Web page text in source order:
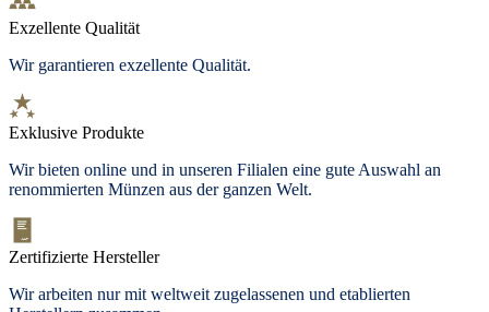
Exzellente Qualität
Wir garantieren exzellente Qualität.
Exklusive Produkte
Wir bieten online und in unseren Filialen eine gute Auswahl an
renommierten Münzen aus der ganzen Welt.
Zertifizierte Hersteller
Wir arbeiten nur mit weltweit zugelassenen und etablierten